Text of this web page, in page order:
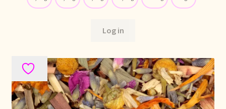
Paiement et réductions
Payment and discounts
Log in